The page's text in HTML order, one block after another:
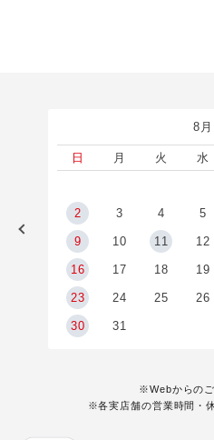
8月
日 月 火 水
2 3 4 5
9 10 11 12
16 17 18 19
23 24 25 26
30 31
※Webからの
※各実店舗の営業時間・